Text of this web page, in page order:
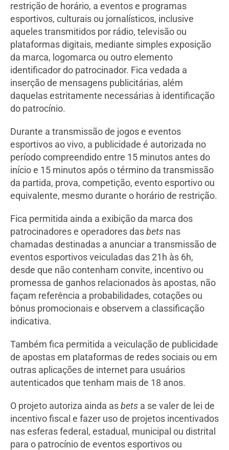
restrição de horário, a eventos e programas
esportivos, culturais ou jornalísticos, inclusive
aqueles transmitidos por rádio, televisão ou
plataformas digitais, mediante simples exposição
da marca, logomarca ou outro elemento
identificador do patrocinador. Fica vedada a
inserção de mensagens publicitárias, além
daquelas estritamente necessárias à identificação
do patrocínio.
Durante a transmissão de jogos e eventos
esportivos ao vivo, a publicidade é autorizada no
período compreendido entre 15 minutos antes do
início e 15 minutos após o término da transmissão
da partida, prova, competição, evento esportivo ou
equivalente, mesmo durante o horário de restrição.
Fica permitida ainda a exibição da marca dos
patrocinadores e operadores dasbets nas
chamadas destinadas a anunciar a transmissão de
eventos esportivos veiculadas das 21h às 6h,
desde que não contenham convite, incentivo ou
promessa de ganhos relacionados às apostas, não
façam referência a probabilidades, cotações ou
bônus promocionais e observem a classificação
indicativa.
Também fica permitida a veiculação de publicidade
de apostas em plataformas de redes sociais ou em
outras aplicações de internet para usuários
autenticados que tenham mais de 18 anos.
O projeto autoriza ainda asbets a se valer de lei de
incentivo fiscal e fazer uso de projetos incentivados
nas esferas federal, estadual, municipal ou distrital
para o patrocínio de eventos esportivos ou